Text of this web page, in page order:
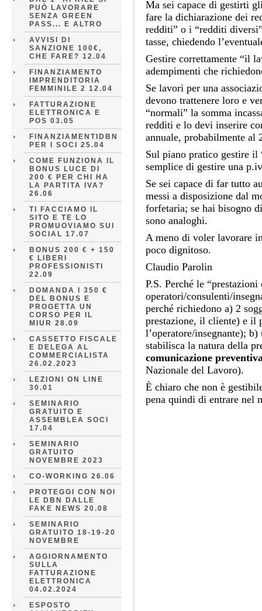
PUÒ LAVORARE
SENZA GREEN
PASS... E ALTRO
AVVISI DI
SANZIONE 100€,
CHE FARE? 12.04
FINANZIAMENTO
IMPRENDITORIA
FEMMINILE 2 12.04
FATTURAZIONE
ELETTRONICA E
POS 03.05
FINANZIAMENTIDBN
PER I SOCI 25.04
COME FUNZIONA IL
BONUS LUCE DI
200 € PER CHI HA
LA PARTITA IVA?
26.06
TI FACCIAMO IL
SITO E TE LO
PROMUOVIAMO SUI
SOCIAL 17.07
BONUS 200 € + 150
€ LIBERI
PROFESSIONISTI
22.09
DOMANDA I 350 €
DEL BONUS E
PROGETTA UN
CORSO PER IL
MIUR 28.09
CASSETTO FISCALE
E DELEGA AL
COMMERCIALISTA
26.02.2023
LEZIONI ON LINE
30.01
SEMINARIO
GRATUITO E
ASSEMBLEA SOCI
17.04
SEMINARIO
GRATUITO
NOVEMBRE 2023
CO-WORKING 26.06
PROTEGGI CON NOI
LE DBN DALLE
FAKE NEWS 20.08
SEMINARIO
GRATUITO 18-19-20
NOVEMBRE
AGGIORNAMENTO
SULLA
FATTURAZIONE
ELETTRONICA
04.02.2024
ESPOSTO
Ma sei capace di gestirti
fare la dichiarazione dei
redditi” o i “redditi
tasse, chiedendo
Gestire correttamente “il
adempimenti che
Se lavori per una
devono trattenere loro e
“normali” la somma
redditi e lo devi inserire
annuale, probabilmente al
Sul piano pratico gestire il
semplice di gestire una
Se sei capace di far tutto
messi a disposizione dal
forfetaria; se hai bisogno
sono analoghi.
A meno di voler lavorare
poco dignitoso.
Claudio Parolin
P.S. Perché le
operatori/consulenti/
perché richiedono a) 2
prestazione, il cliente) e il
l’operatore/insegnante);
stabilisca la natura della
comunicazione
Nazionale del Lavoro).
È chiaro che non è
pena quindi di entrare nel